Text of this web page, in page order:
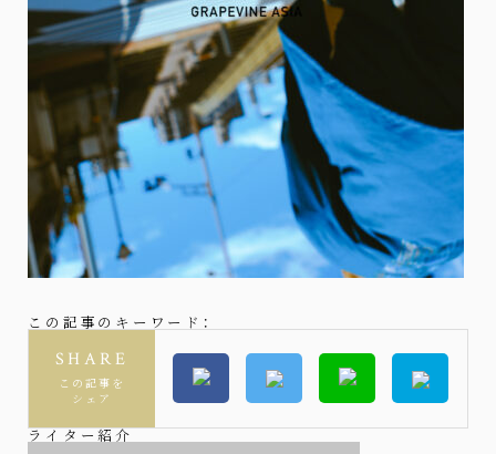
この記事のキーワード：
SHARE
この記事を
シェア
ライター紹介